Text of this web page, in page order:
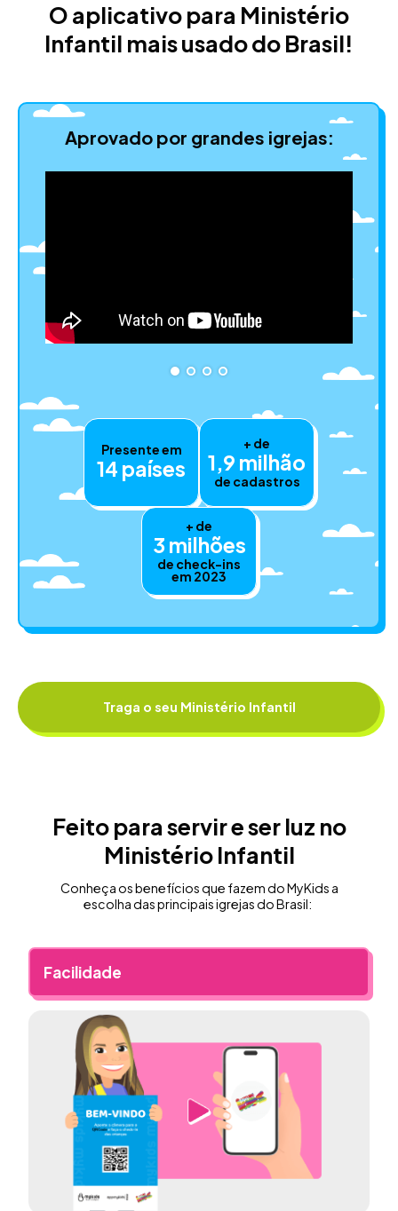
O aplicativo para Ministério
Infantil mais usado do Brasil!
Aprovado por grandes igrejas:
Presente em
14 países
+ de
1,9 milhão
de cadastros
+ de
3 milhões
de check-ins
em 2023
Traga o seu Ministério Infantil
Feito para servir e ser luz no
Ministério Infantil
Conheça os benefícios que fazem do MyKids a
escolha das principais igrejas do Brasil:
Facilidade